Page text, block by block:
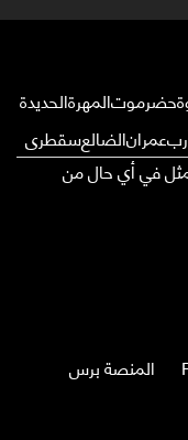
حضرموتالمهرةالحديدة
عمرانالضالعسقطرى
تمثل في أي حال من
المنصة برس